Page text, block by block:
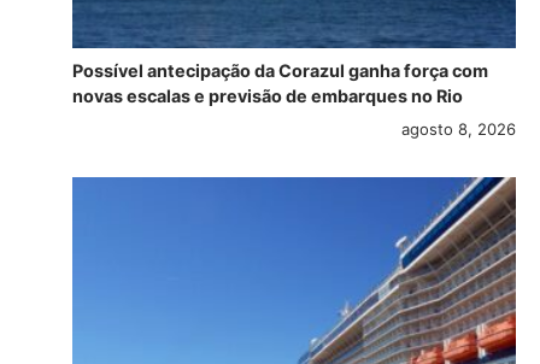
Possível antecipação da Corazul ganha força com
novas escalas e previsão de embarques no Rio
agosto 8, 2026